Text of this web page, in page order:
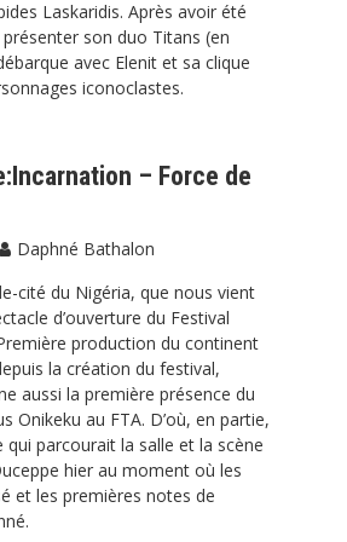
Laskaridis. Après avoir été
son duo Titans (en
avec Elenit et sa clique
iconoclastes.
– Force de
Daphné Bathalon
cité du Nigéria, que nous vient
d’ouverture du Festival
production du continent
la création du festival,
aussi la première présence du
Onikeku au FTA. D’où, en partie,
qui parcourait la salle et la scène
hier au moment où les
et les premières notes de